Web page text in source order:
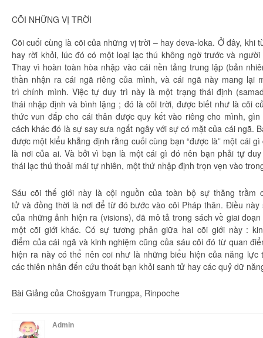
CÕI NHỮNG VỊ TRỜI
Cõicuối cùng là cõi của những vị trời – hay deva-loka. Ở đây, khi
hay rời khỏi, lúc đó có một loại lạc thú không ngờ trước và
Thay vì hoàn toàn hòa nhập vào cái nền tảng trung lập(bản
thần nhận ra cái ngã riêng của mình, và cái ngã này mang lại
trì chính mình. Việc tựduy trì này là một trạng tháiđịnh
thái nhập định và bình lặng ; đó là cõi trời, được biết như là cõi
thức vun đắpcho cái thân được quy kết vào riêng cho mình, gìn
cách khác đó là sự say sưa ngất ngây với sự có mặt của cái ngã.
được một kiểu khẳng định rằng cuối cùng bạn “được là” một cái
là nơi của ai. Và bởi vì bạn là một cái gì đó nên bạn phải tự
thái lạc thú thoải mái tự nhiên, một thứ nhập định trọn vẹn vào
Sáu cõithế giới này là cội nguồn củatoàn bộ sựthăng trầm
tử và đồng thờilà nơi để từ đó bước vào cõi Pháp thân. Điều này
của nhữngảnh hiện ra (visions), đã mô tả trong sách về giai
một cõi giớikhác. Có sự tương phản giữa hai cõi giớinày :
điểm của cái ngã và kinh nghiệm cũng của sáu cõi đó từ quan
hiện ra này có thể nên coi như là những biểu hiện của năng lực
các thiên nhân đến cứu thoát bạn khỏi sanh tử hay các quỷ dữ
Bài Giảng của Chošgyam Trungpa, Rinpoche
Admin